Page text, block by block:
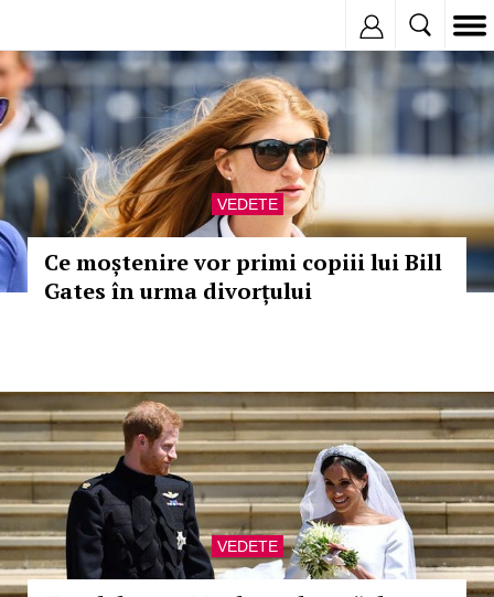
VEDETE
Ce moștenire vor primi copiii lui Bill
Gates în urma divorțului
VEDETE